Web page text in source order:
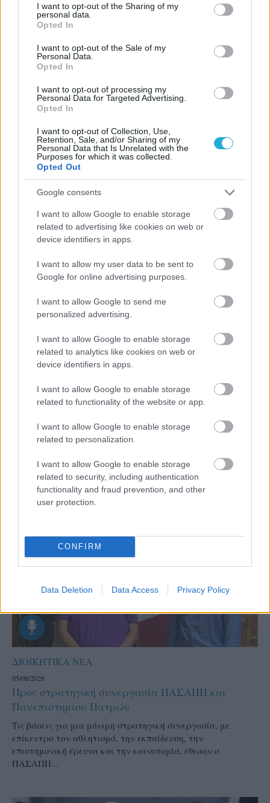
not limited to your visit or usage behaviour. You may click to
grant or deny consent to Google and its third-party tags to
use your data for below specified purposes in below Google
consent section.
I want to opt-out of the Sharing of my
personal data.
Opted In
I want to opt-out of the Sale of my
Personal Data.
Opted In
I want to opt-out of processing my
Personal Data for Targeted Advertising.
Opted In
I want to opt-out of Collection, Use,
Retention, Sale, and/or Sharing of my
Personal Data that Is Unrelated with the
Purposes for which it was collected.
Opted Out
Google consents
I want to allow Google to enable storage
related to advertising like cookies on web or
device identifiers in apps.
I want to allow my user data to be sent to
Google for online advertising purposes.
I want to allow Google to send me
personalized advertising.
I want to allow Google to enable storage
related to analytics like cookies on web or
device identifiers in apps.
I want to allow Google to enable storage
related to functionality of the website or app.
I want to allow Google to enable storage
related to personalization.
I want to allow Google to enable storage
related to security, including authentication
functionality and fraud prevention, and other
user protection.
CONFIRM
Data Deletion Data Access Privacy Policy
Aκολουθήστε μας
ΔΙΟΙΚΗΤΙΚΑ ΝΕΑ
05/08/2026
Προς στρατηγική συνεργασία ΠΑΣΑΠΠ και
Πανεπιστημίου Πατρών
Τις βάσεις για μια μόνιμη στρατηγική συνεργασία, με
επίκεντρο τον αθλητισμό, την εκπαίδευση, την
επιστημονική έρευνα και την καινοτομία, έθεσαν ο
ΠΑΣΑΠΠ...